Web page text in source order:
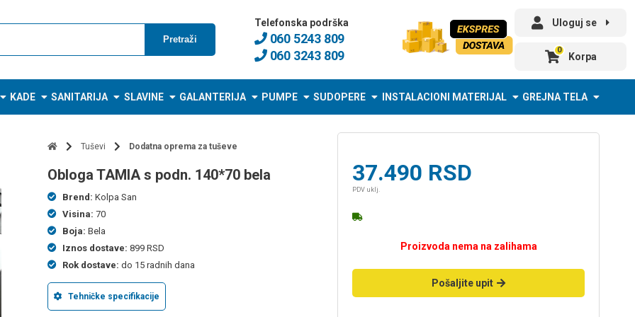
Pretraži
Telefonska podrška
060 5243 809
060 3243 809
Uloguj se
0
Korpa
KADE SANITARIJA SLAVINE GALANTERIJA PUMPE SUDOPERE INSTALACIONI MATERIJAL GREJNA TELA
Tuševi Dodatna oprema za tuševe
obloga TAMIA s podn. 140*70 bela
Brend: Kolpa San
Visina: 70
Boja: Bela
Iznos dostave: 899 RSD
Rok dostave: do 15 radnih dana
Tehničke specifikacije
37.490 RSD
PDV uklj.
Proizvoda nema na zalihama
Pošaljite upit